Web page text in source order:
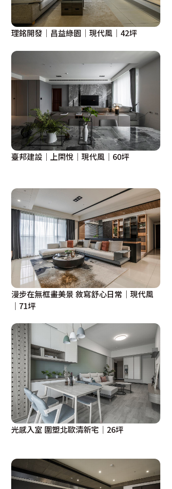
理銘開發│昌益綠園│現代風│42坪
臺邦建設｜上閑悅｜現代風｜60坪
漫步在無框畫美景 敘寫舒心日常｜現代風
｜71坪
光感入室 圍塑北歐清新宅│26坪